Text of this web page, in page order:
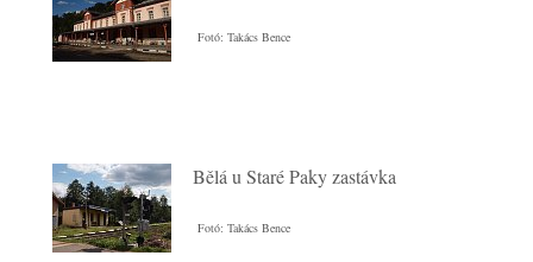
Fotó: Takács Bence
Bělá u Staré Paky zastávka
Fotó: Takács Bence